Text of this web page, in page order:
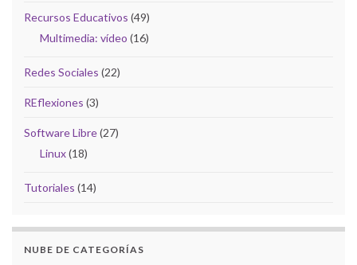
Recursos Educativos (49)
Multimedia: vídeo (16)
Redes Sociales (22)
REflexiones (3)
Software Libre(27)
Linux(18)
Tutoriales (14)
NUBE DE CATEGORÍAS